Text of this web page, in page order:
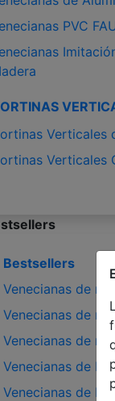
PVC
Verticales
Verticales
Bestsellers
Venecianas de
Venecianas de
Venecianas de
Venecianas de
Venecianas de